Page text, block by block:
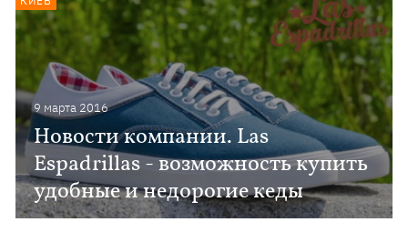
9 марта 2016
Новости компании. Las
Espadrillas - возможность купить
удобные и недорогие кеды